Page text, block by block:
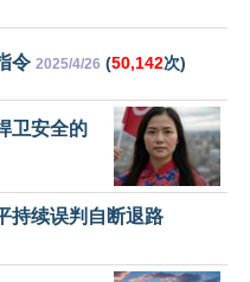
令 2025/4/26 (50,142次)
卫安全的
持续误判自断退路